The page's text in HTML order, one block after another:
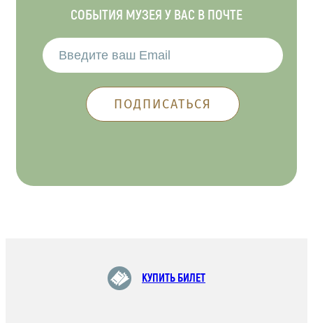
СОБЫТИЯ МУЗЕЯ У ВАС В ПОЧТЕ
КУПИТЬ БИЛЕТ